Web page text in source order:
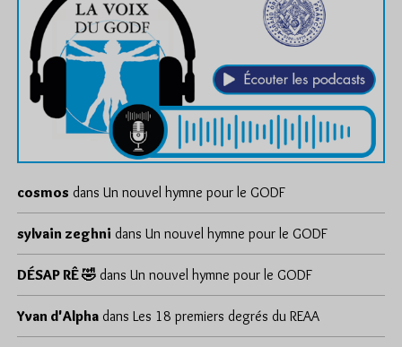
cosmos dans Un nouvel hymne pour le GODF
sylvain zeghni dans Un nouvel hymne pour le GODF
DÉSAP RÊ 🤣 dans Un nouvel hymne pour le GODF
Yvan d'Alpha dans Les 18 premiers degrés du REAA